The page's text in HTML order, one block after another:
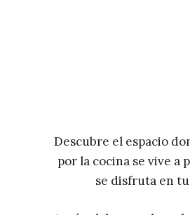
Descubre el espacio
por la cocina se vive a
se disfruta en tu